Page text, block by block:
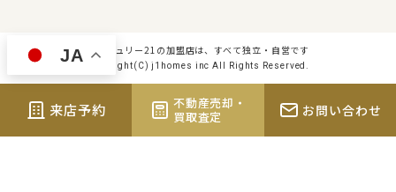
センチュリー21の加盟店は、すべて独立・自営です
Copyright(C) j1homes inc All Rights Reserved.
来店予約
不動産売却・
買取査定
お問い合わせ
JA